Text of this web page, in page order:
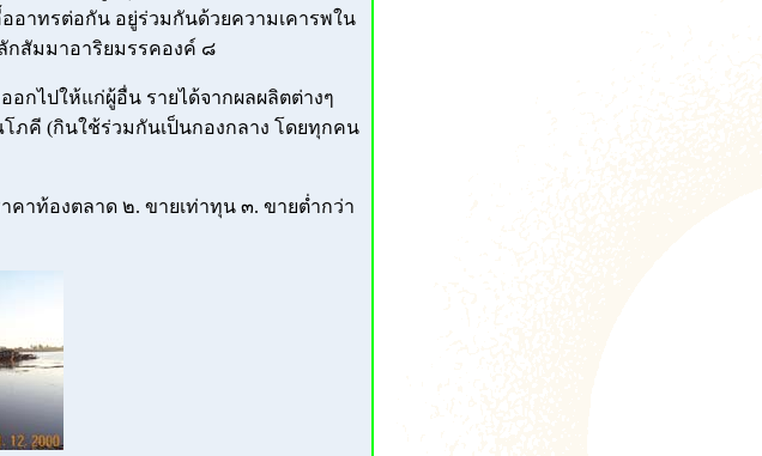
อาทรต่อกัน อยู่ร่วมกันด้วยความเคารพใน
กสัมมาอาริยมรรคองค์ ๘
กไปให้แก่ผู้อื่น รายได้จากผลผลิตต่างๆ
ภคี (กินใช้ร่วมกันเป็นกองกลาง โดยทุกคน
าท้องตลาด ๒. ขายเท่าทุน ๓. ขายต่ำกว่า